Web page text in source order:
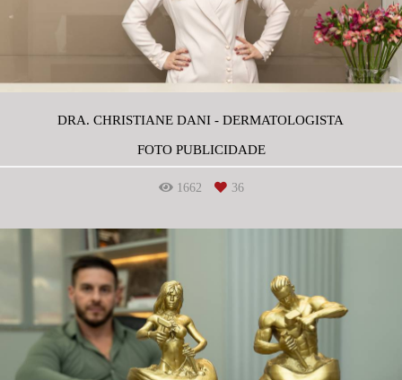
DRA. CHRISTIANE DANI - DERMATOLOGISTA
FOTO PUBLICIDADE
1662 36